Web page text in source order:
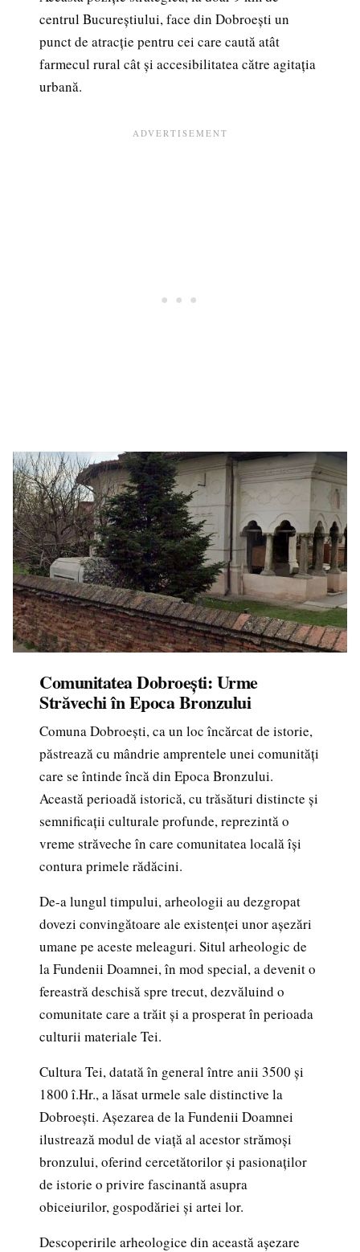
centrul Bucureștiului, face din Dobroești un
punct de atracție pentru cei care caută atât
farmecul rural cât și accesibilitatea către agitația
urbană.
Comunitatea Dobroești: Urme
Străvechi în Epoca Bronzului
Comuna Dobroești, ca un loc încărcat de istorie,
păstrează cu mândrie amprentele unei comunități
care se întinde încă din Epoca Bronzului.
Această perioadă istorică, cu trăsături distincte și
semnificații culturale profunde, reprezintă o
vreme străveche în care comunitatea locală își
contura primele rădăcini.
De-a lungul timpului, arheologii au dezgropat
dovezi convingătoare ale existenței unor așezări
umane pe aceste meleaguri. Situl arheologic de
la Fundenii Doamnei, în mod special, a devenit o
fereastră deschisă spre trecut, dezvăluind o
comunitate care a trăit și a prosperat în perioada
culturii materiale Tei.
Cultura Tei, datată în general între anii 3500 și
1800 î.Hr., a lăsat urmele sale distinctive la
Dobroești. Așezarea de la Fundenii Doamnei
ilustrează modul de viață al acestor strămoși
bronzului, oferind cercetătorilor și pasionaților
de istorie o privire fascinantă asupra
obiceiurilor, gospodăriei și artei lor.
Descoperirile arheologice din această așezare